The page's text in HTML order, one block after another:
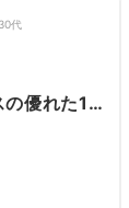
代
優れた1